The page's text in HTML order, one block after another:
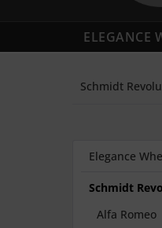
ELEGANCE
Schmidt
Elegance
Schmidt
Alfa Romeo